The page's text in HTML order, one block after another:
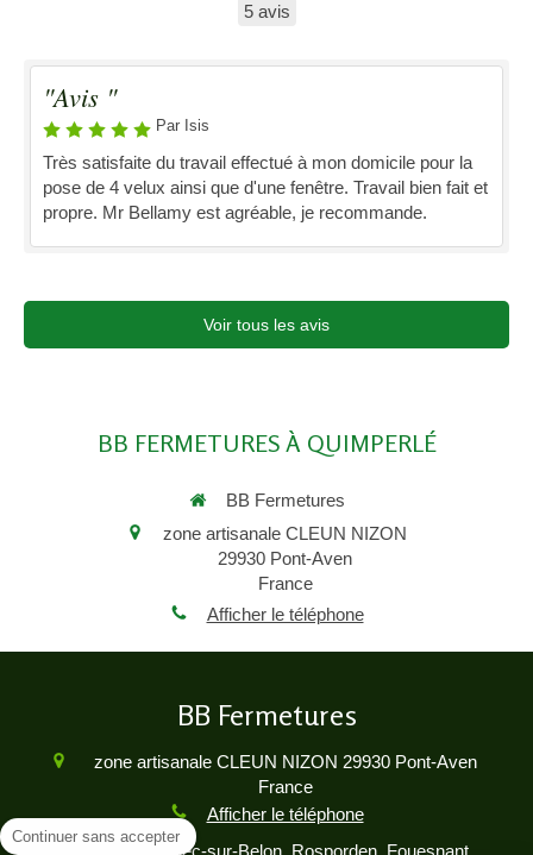
5 avis
"Avis "
Par Isis
Très satisfaite du travail effectué à mon domicile pour la
pose de 4 velux ainsi que d'une fenêtre. Travail bien fait et
propre. Mr Bellamy est agréable, je recommande.
Voir tous les avis
BB FERMETURES À QUIMPERLÉ
BB Fermetures
zone artisanale CLEUN NIZON
29930 Pont-Aven
France
Afficher le téléphone
BB Fermetures
zone artisanale CLEUN NIZON 29930 Pont-Aven
France
Afficher le téléphone
Concarneau, Riec-sur-Belon, Rosporden, Fouesnant,
Continuer sans accepter